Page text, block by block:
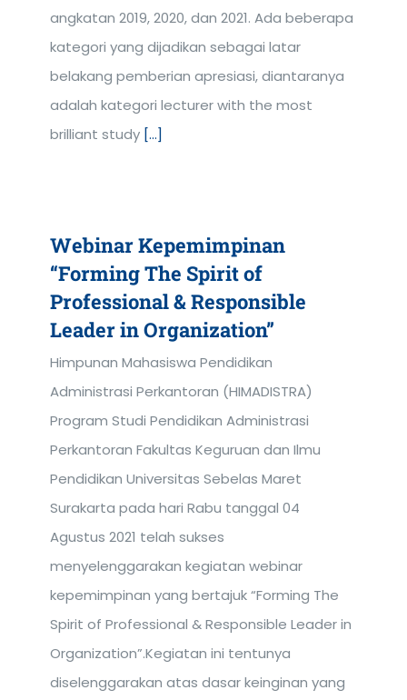
angkatan 2019, 2020, dan 2021. Ada beberapa
kategori yang dijadikan sebagai latar
belakang pemberian apresiasi, diantaranya
adalah kategori lecturer with the most
brilliant study [...]
Webinar Kepemimpinan
“Forming The Spirit of
Professional & Responsible
Leader in Organization”
Himpunan Mahasiswa Pendidikan
Administrasi Perkantoran (HIMADISTRA)
Program Studi Pendidikan Administrasi
Perkantoran Fakultas Keguruan dan Ilmu
Pendidikan Universitas Sebelas Maret
Surakarta pada hari Rabu tanggal 04
Agustus 2021 telah sukses
menyelenggarakan kegiatan webinar
kepemimpinan yang bertajuk “Forming The
Spirit of Professional & Responsible Leader in
Organization”.Kegiatan ini tentunya
diselenggarakan atas dasar keinginan yang